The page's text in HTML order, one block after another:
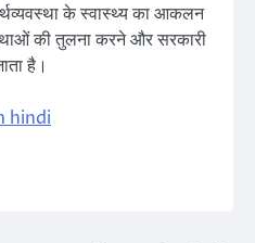
के स्वास्थ्य का आकलन
की तुलना करने और सरकारी
है।
hindi